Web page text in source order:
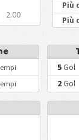
2.00
Più
Più
5Gol
2Gol